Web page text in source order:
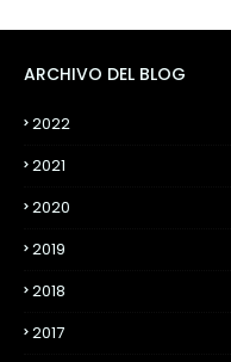
ARCHIVO DEL BLOG
2022
2021
2020
2019
2018
2017